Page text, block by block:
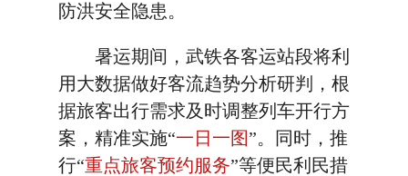
防洪安全隐患。
暑运期间，武铁各客运站段将利
用大数据做好客流趋势分析研判，根
据旅客出行需求及时调整列车开行方
案，精准实施“一日一图”。同时，推
行“重点旅客预约服务”等便民利民措